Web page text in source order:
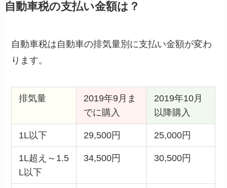
自動車税の支払い金額は？
自動車税は自動車の排気量別に支払い金額が変わ
ります。
排気量
2019年9月ま
でに購入
2019年10月
以降購入
1L以下 29,500円 25,000円
1L超え～1.5
L以下
34,500円 30,500円